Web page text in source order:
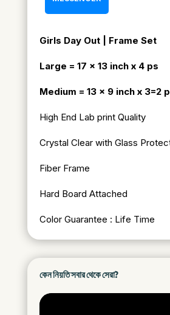
Girls Day Out | Frame Set
Large = 17 x 13 inch x 4 ps
Medium = 13 x 9 inch x 3=2
High End Lab print Quality
Crystal Clear with Glass
Fiber Frame
Hard Board Attached
Color Guarantee : Life Time
কেন নিয়তি সবার থেকে সেরা?